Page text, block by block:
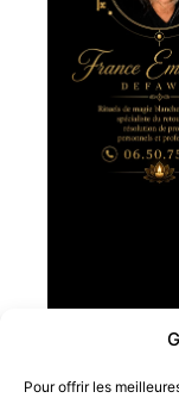
Pour offrir les